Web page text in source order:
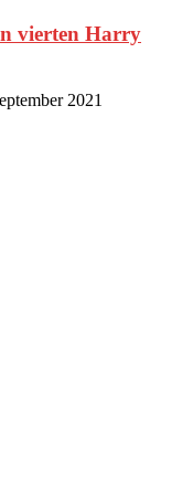
vierten Harry
2021